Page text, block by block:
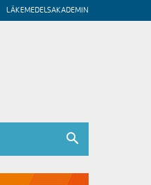
LÄKEMEDELSAKADEMIN